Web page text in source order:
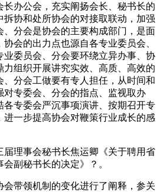
办公会，充实阐扬会长、秘书长的
协和处所协会的对接取联动，加强
、分会是协会的主要构成部门，是面
会的出力点也源自各专业委员会、
业委员会、分会要环绕立异办事、协
力组织开展讲究实效、高质、高效的
分会工做要有专人担任，从时间和
对专委会、分会的指点、监视取办
各专委会严沉事项演讲、按期召开专
进一步提高协会对鞭策行业成长的感
理事会秘书长焦运卿《关于聘用省
副秘书长的决定》？。
带领机制的变化进行了阐释，参关